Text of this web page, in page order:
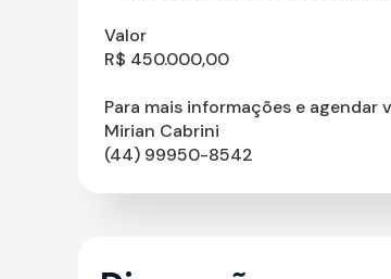
Valor
R$ 450.000,00
Para mais informações e agendar
Mirian Cabrini
(44) 99950-8542